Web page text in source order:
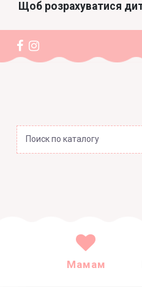
Щоб розрахуватися
Мамам